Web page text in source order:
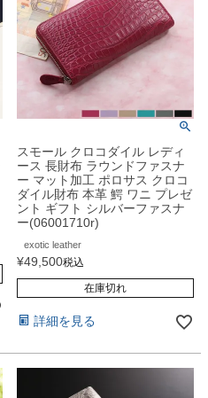
スモール クロコダイル レディ
ース 長財布 ラウンドファスナ
ー マット加工 ポロサス クロコ
ダイル財布 本革 鰐 ワニ プレゼ
ント ギフト シルバーファスナ
ー(06001710r)
exotic leather
¥49,500税込
在庫切れ
詳細を見る